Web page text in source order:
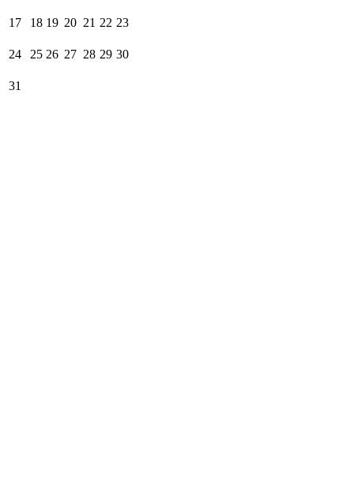
17 18 19 20 21 22 23
24 25 26 27 28 29 30
31